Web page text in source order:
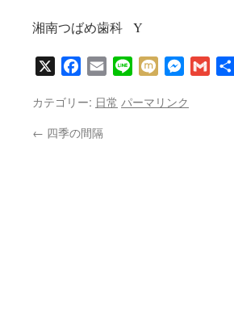
湘南つばめ歯科 Y
X Facebook
Email Line Mixi Messenger
Gmail
カテゴリー: 日常 パーマリンク
← 四季の間隔